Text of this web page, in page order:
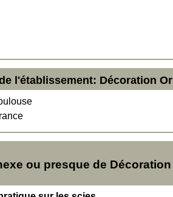
l'établissement: Décoration
ou presque de